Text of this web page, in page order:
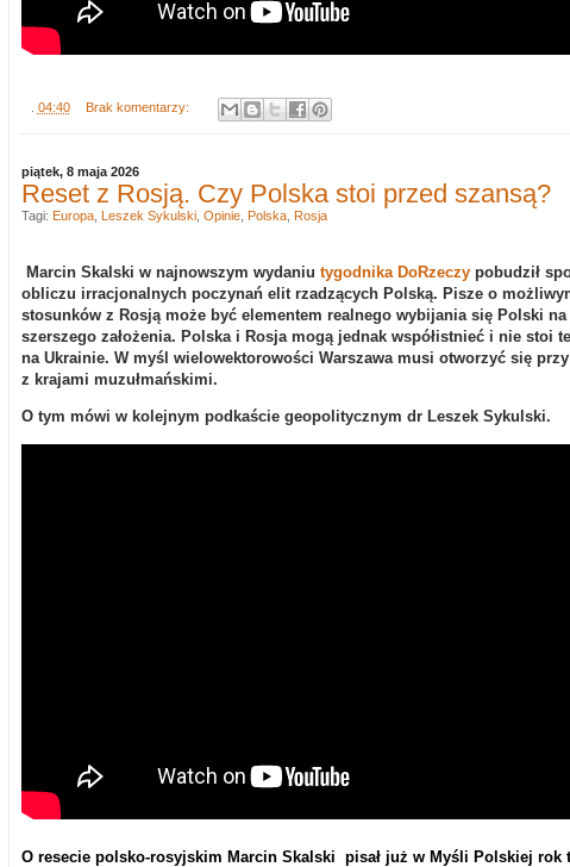
. 04:40 Brak komentarzy:
piątek, 8 maja 2026
Reset z Rosją. Czy Polska stoi przed szansą?
Marcin Skalski w najnowszym wydaniu tygodnika DoRzeczypobudził
obliczu irracjonalnych poczynań elit rzadzących Polską. Pisze o
stosunków z Rosją może być elementem realnego wybijania się Polski
szerszego założenia. Polska i Rosja mogą jednak współistnieć i nie stoi
na Ukrainie. W myśl wielowektorowości Warszawa musi otworzyć się
z krajami muzułmańskimi.
O tym mówi w kolejnym podkaście geopolitycznym dr Leszek Sykulski.
O resecie polsko-rosyjskim Marcin Skalski pisał już w Myśli Polskiej rok
Tagi: Europa, Leszek Sykulski, Opinie, Polska, Rosja